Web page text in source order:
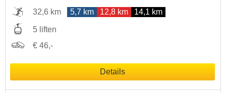
32,6 km
5,7 km 12,8 km 14,1 km
5 liften
€ 46,-
Details